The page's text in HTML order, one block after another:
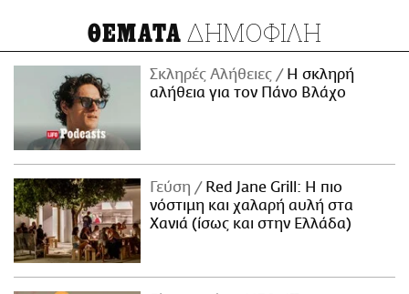
ΘΕΜΑΤΑ ΔΗΜΟΦΙΛΗ
Σκληρές Αλήθειες
H σκληρή
αλήθεια για τον Πάνο Βλάχο
Γεύση
Red Jane Grill: Η πιο
νόστιμη και χαλαρή αυλή στα
Χανιά (ίσως και στην Ελλάδα)